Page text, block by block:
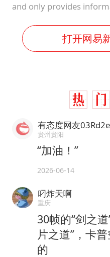
and only provides
打开网易
有态度网友03Rd2e
贵州贵阳
“加油！”
2026-06-14
叼炸天啊
重庆
30帧的“剑之
片之道”，卡
的